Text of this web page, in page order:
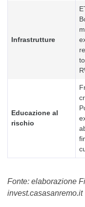
Infrastrutture
Educazione al
rischio
Fonte: elaborazione
invest.casasanremo.it